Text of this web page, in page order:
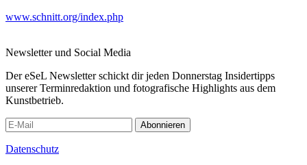
www.schnitt.org/index.php
Newsletter und Social Media
Der eSeL Newsletter schickt dir jeden Donnerstag Insidertipps
unserer Terminredaktion und fotografische Highlights aus dem
Kunstbetrieb.
Abonnieren
Datenschutz